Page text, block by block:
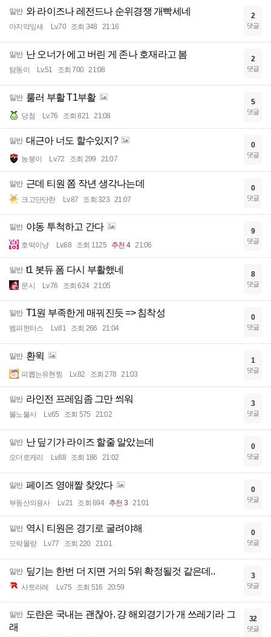
일반 와 라이즈나 레전드나 순위경쟁 개빡세네
마지막잎새 Lv.70 조회 348 21:16
2
댓글
일반 난 오너가 에고 버린 게 존나 호재라고 봄
탐동이 Lv.51 조회 700 21:08
2
댓글
일반 룰러 부활 T1부활
당첨 Lv.76 조회 821 21:08
5
댓글
일반 대근아 너도 할수있지?
농붕이 Lv.72 조회 299 21:07
0
댓글
일반 근데 티원 쫌 작년 생각나는데
크고단단한 Lv.87 조회 323 21:07
0
댓글
일반 야동 투척하고 간다
호떡이냥 Lv.68 조회 1125 추천 4 21:06
9
댓글
일반 t1 봇듀 폼 다시 부활했네
문시 Lv.76 조회 624 21:05
8
댓글
일반 T1원 부족한게 매꿔진듯 => 침착성
벰파헌터스 Lv.81 조회 266 21:04
0
댓글
일반 환윅
피뽑는유현찡 Lv.82 조회 278 21:03
1
댓글
일반 라인전 프레임좀 그만 씌워
불노불사 Lv.65 조회 575 21:02
3
댓글
일반 난 딮기가 라이즈 할줄 알았는데
오더로캐리 Lv.88 조회 186 21:02
0
댓글
일반 페이즈 영애짤 찾았다
부동산의용사 Lv.21 조회 694 추천 3 21:01
0
댓글
일반 역시 티원은 경기로 굴려야해
모락몰랑 Lv.77 조회 220 21:01
0
댓글
일반 딮기는 한번 더 지면 거의 5위 확정될것 같은데..
사토라레 Lv.75 조회 516 20:59
3
댓글
일반 도란은 국내는 괜찮아. 걍 해외경기가 개 쓰레기라 그
래
32
댓글